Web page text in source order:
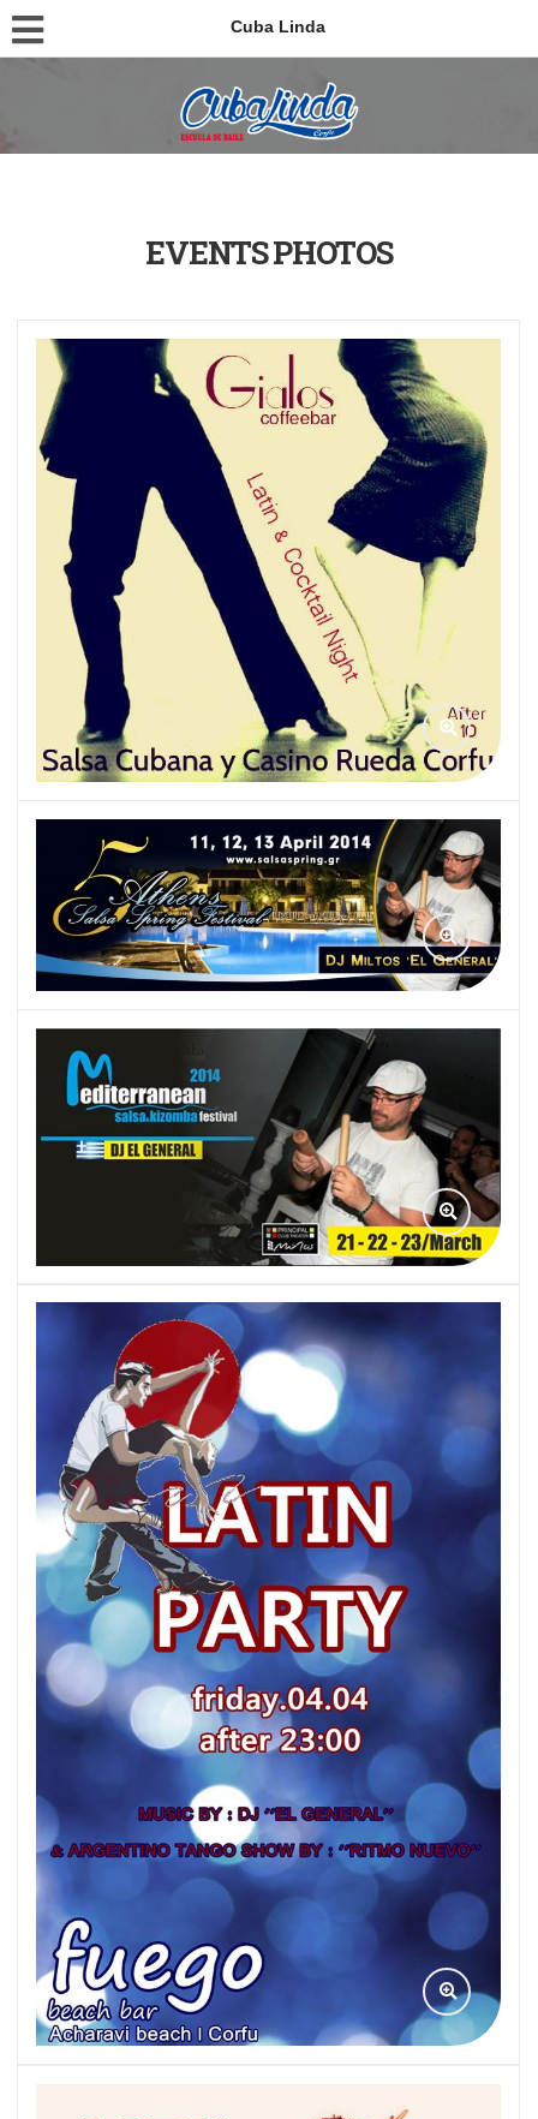
Cuba Linda
EVENTS PHOTOS